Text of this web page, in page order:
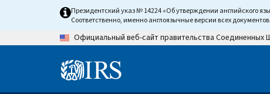
content
Президентский указ № 14224 «Об утверждении английского
Соответственно, именно англоязычные версии всех
Официальный веб-сайт правительства Соединенных
Information